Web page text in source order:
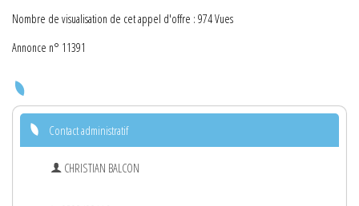
Nombre de visualisation de cet appel d'offre : 974 Vues
Annonce n° 11391
Contact administratif
CHRISTIAN BALCON